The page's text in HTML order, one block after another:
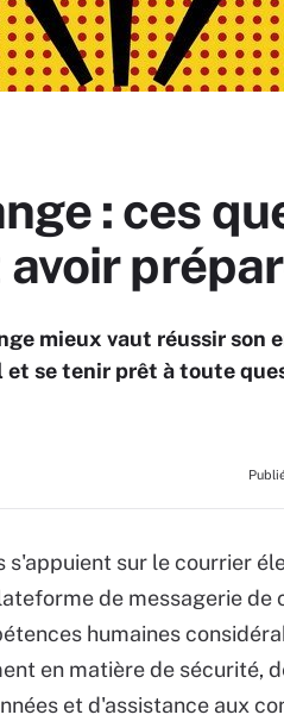
: ces
mieux vaut réussir son
se tenir prêt à toute
sur le courrier
de messagerie de
humaines
en matière de sécurité,
et d'assistance aux